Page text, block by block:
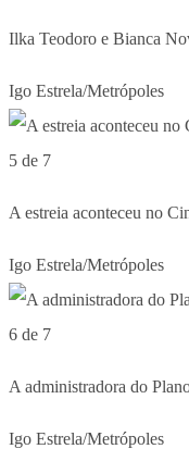
Ilka Teodoro e Bianca
Igo Estrela/Metrópoles
5 de 7
A estreia aconteceu no
Igo Estrela/Metrópoles
6 de 7
A administradora do
Igo Estrela/Metrópoles